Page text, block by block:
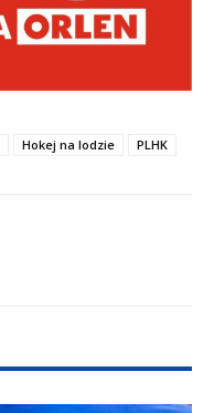
Hokej na lodzie PLHK